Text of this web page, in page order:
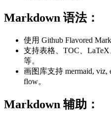
Markdown 语法：
使用 Github Flavored
支持表格、TOC、
等。
画图库支持 mermaid, viz,
flow。
Markdown 辅助：